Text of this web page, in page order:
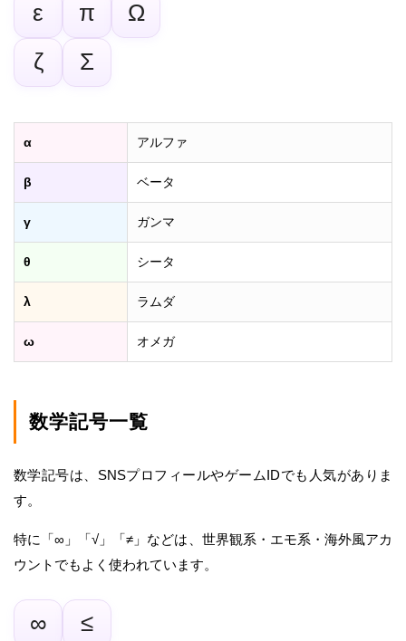
ε
ζ
π
Σ
Ω
α アルファ
β ベータ
γ ガンマ
θ シータ
λ ラムダ
ω オメガ
数学記号一覧
数学記号は、SNSプロフィールやゲームIDでも人気がありま
す。
特に「∞」「√」「≠」などは、世界観系・エモ系・海外風アカ
ウントでもよく使われています。
∞
≤